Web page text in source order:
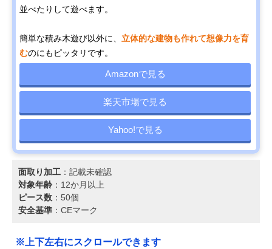
並べたりして遊べます。
簡単な積み木遊び以外に、 立体的な建物も作れて想像力を育
むのにもピッタリです。
Amazonで見る
楽天市場で見る
Yahoo!で見る
面取り加工 ：記載未確認
対象年齢 ：12か月以上
ピース数 ：50個
安全基準 ：CEマーク
※上下左右にスクロールできます